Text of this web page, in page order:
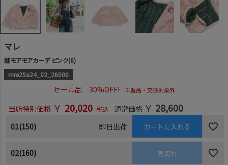
マレ
謎モアモアカーデ ピンク(6)
mre25a24_02_26000
セール品 30%OFF! ※返品・交換対象外
当店特別価格 ￥ 20,020 税込 通常価格 ￥ 28,600
01(150) 即日出荷 カートに入れる
02(160) 売切れ